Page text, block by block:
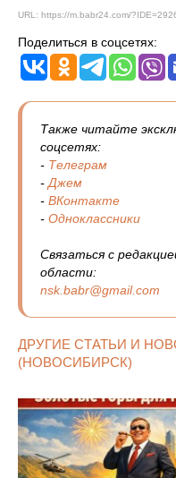
URL: https://m.babr24.com/
Поделиться в соцсетях:
Также читайте
соцсетях:
- Телеграм
- Джем
- ВКонтакте
- Одноклассники
Связаться с
области:
nsk.babr@gmail.com
ДРУГИЕ СТАТЬИ И
(НОВОСИБИРСК)